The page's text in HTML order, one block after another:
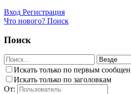
Вход Регистрация
Что нового? Поиск
Поиск
Искать только по первым
Искать только по заголовкам
От: